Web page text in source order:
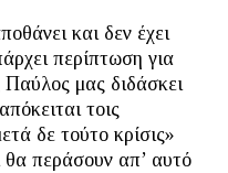
και δεν έχει
περίπτωση για
μας διδάσκει
τοις
δε τούτο κρίσις»
περάσουν απ’ αυτό